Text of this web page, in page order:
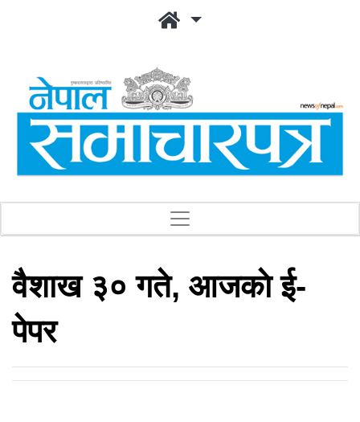
वैशाख ३० गते, आजकाे ई-
पेपर